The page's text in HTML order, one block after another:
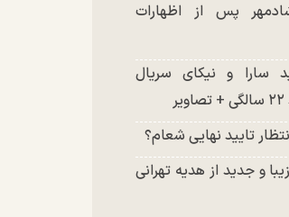
پس از اظهارات
سارا و نیکای سریال
تایید نهایی شعام؟
و جدید از هدیه تهرانی